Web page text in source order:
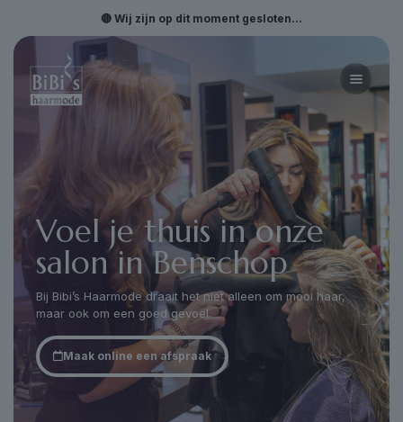
🔴 Wij zijn op dit moment gesloten...
Voel je thuis in onze
salon in Benschop
Bij Bibi’s Haarmode draait het niet alleen om mooi haar,
maar ook om een goed gevoel.
Maak online een afspraak